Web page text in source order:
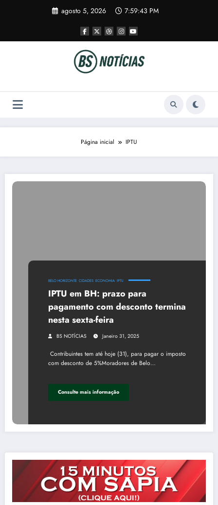
agosto 5, 2026 7:59:43 PM
Página inicial IPTU
BELO HORIZONTE CIDADES ECONOMIA IPTU
IPTU em BH: prazo para
pagamento com desconto termina
nesta sexta-feira
BS NOTÍCIAS Janeiro 31, 2025
Contribuintes tem até hoje (31), para pagar o imposto
com desconto de 5%Moradores de Belo…
Consulte mais informação